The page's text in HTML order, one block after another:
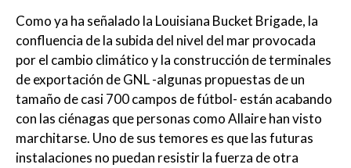
Como ya ha señalado la Louisiana Bucket Brigade, la
confluencia de la subida del nivel del mar provocada
por el cambio climático y la construcción de terminales
de exportación de GNL -algunas propuestas de un
tamaño de casi 700 campos de fútbol- están acabando
con las ciénagas que personas como Allaire han visto
marchitarse. Uno de sus temores es que las futuras
instalaciones no puedan resistir la fuerza de otra